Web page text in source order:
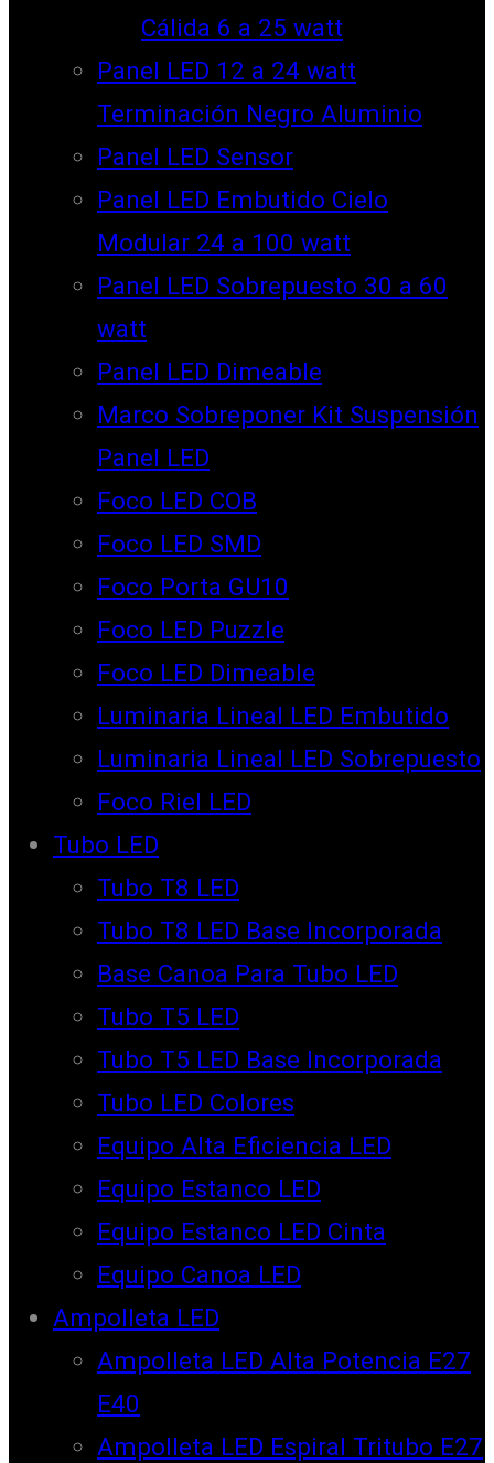
Cálida 6 a 25 watt
Panel LED 12 a 24 watt
Terminación Negro Aluminio
Panel LED Sensor
Panel LED Embutido Cielo
Modular 24 a 100 watt
Panel LED Sobrepuesto 30 a 60
watt
Panel LED Dimeable
Marco Sobreponer Kit Suspensión
Panel LED
Foco LED COB
Foco LED SMD
Foco Porta GU10
Foco LED Puzzle
Foco LED Dimeable
Luminaria Lineal LED Embutido
Luminaria Lineal LED Sobrepuesto
Foco Riel LED
Tubo LED
Tubo T8 LED
Tubo T8 LED Base Incorporada
Base Canoa Para Tubo LED
Tubo T5 LED
Tubo T5 LED Base Incorporada
Tubo LED Colores
Equipo Alta Eficiencia LED
Equipo Estanco LED
Equipo Estanco LED Cinta
Equipo Canoa LED
Ampolleta LED
Ampolleta LED Alta Potencia E27
E40
Ampolleta LED Espiral Tritubo E27